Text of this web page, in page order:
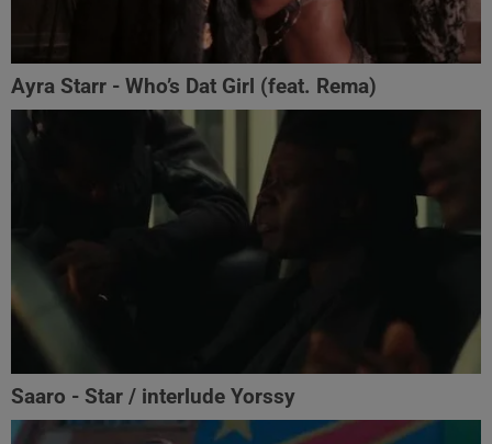
Ayra Starr - Who’s Dat Girl (feat. Rema)
Saaro - Star / interlude Yorssy